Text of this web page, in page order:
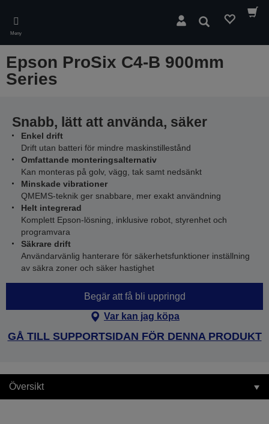
main
content
Meny
Sök
Epson ProSix C4-B 900mm
Series
Snabb, lätt att använda, säker
Enkel drift
Drift utan batteri för mindre maskinstillestånd
Omfattande monteringsalternativ
Kan monteras på golv, vägg, tak samt nedsänkt
Minskade vibrationer
QMEMS-teknik ger snabbare, mer exakt användning
Helt integrerad
Komplett Epson-lösning, inklusive robot, styrenhet och
programvara
Säkrare drift
Användarvänlig hanterare för säkerhetsfunktioner inställning
av säkra zoner och säker hastighet
Begär att få bli uppringd
Var kan jag köpa
GÅ TILL SUPPORTSIDAN FÖR DENNA PRODUKT
Översikt